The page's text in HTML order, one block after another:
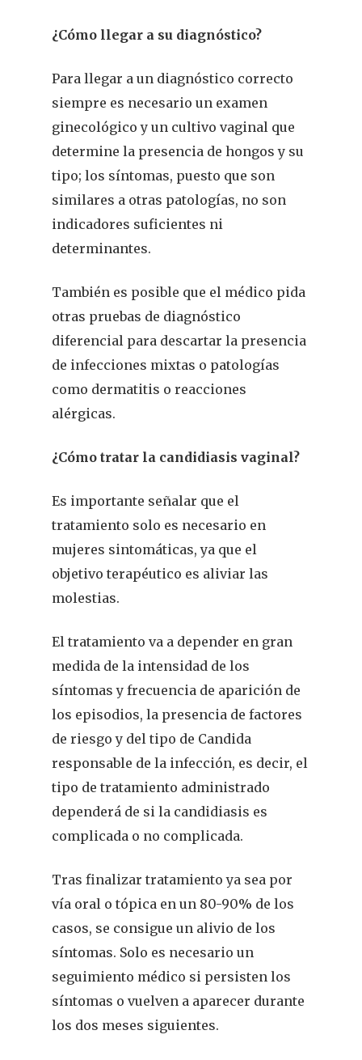
¿Cómo llegar a su diagnóstico?
Para llegar a un diagnóstico correcto
siempre es necesario un examen
ginecológico y un cultivo vaginal que
determine la presencia de hongos y su
tipo; los síntomas, puesto que son
similares a otras patologías, no son
indicadores suficientes ni
determinantes.
También es posible que el médico pida
otras pruebas de diagnóstico
diferencial para descartar la presencia
de infecciones mixtas o patologías
como dermatitis o reacciones
alérgicas.
¿Cómo tratar la candidiasis vaginal?
Es importante señalar que el
tratamiento solo es necesario en
mujeres sintomáticas, ya que el
objetivo terapéutico es aliviar las
molestias.
El tratamiento va a depender en gran
medida de la intensidad de los
síntomas y frecuencia de aparición de
los episodios, la presencia de factores
de riesgo y del tipo de Candida
responsable de la infección, es decir, el
tipo de tratamiento administrado
dependerá de si la candidiasis es
complicada o no complicada.
Tras finalizar tratamiento ya sea por
vía oral o tópica en un 80-90% de los
casos, se consigue un alivio de los
síntomas. Solo es necesario un
seguimiento médico si persisten los
síntomas o vuelven a aparecer durante
los dos meses siguientes.
REVISTA DEL COLEGIO DE
FARMACÉUTICOS DE
Actualidad
¿Sabías
Infantil
Dermofarmacia
Salud
Nutrición
Fitoterapia
La Voz De
Pacientes
Suscribirme